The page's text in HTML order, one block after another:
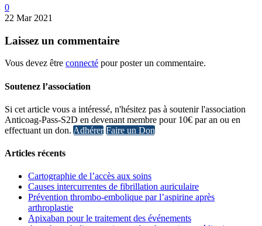
0
22 Mar 2021
Laissez un commentaire
Vous devez être connecté pour poster un commentaire.
Soutenez l’association
Si cet article vous a intéressé, n'hésitez pas à soutenir l'association
Anticoag-Pass-S2D en devenant membre pour 10€ par an ou en
effectuant un don. Adhérer Faire un Don
Articles récents
Cartographie de l’accès aux soins
Causes intercurrentes de fibrillation auriculaire
Prévention thrombo-embolique par l’aspirine après
arthroplastie
Apixaban pour le traitement des événements